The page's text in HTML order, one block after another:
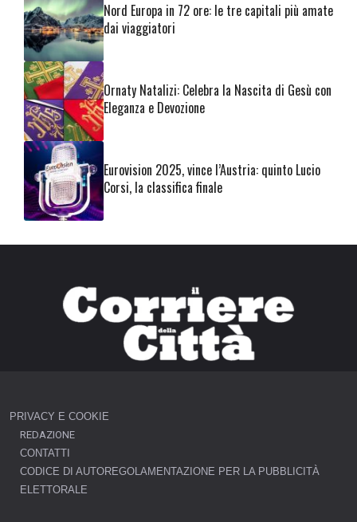
Nord Europa in 72 ore: le tre capitali più amate
dai viaggiatori
Ornaty Natalizi: Celebra la Nascita di Gesù con
Eleganza e Devozione
Eurovision 2025, vince l’Austria: quinto Lucio
Corsi, la classifica finale
PRIVACY E COOKIE
REDAZIONE
CONTATTI
CODICE DI AUTOREGOLAMENTAZIONE PER LA PUBBLICITÀ
ELETTORALE